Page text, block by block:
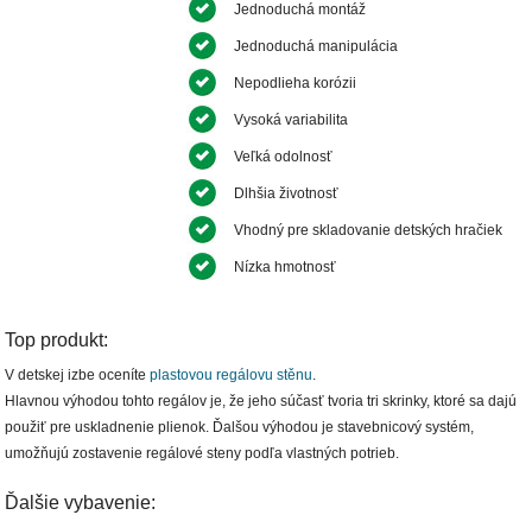
Jednoduchá montáž
Jednoduchá manipulácia
Nepodlieha korózii
Vysoká variabilita
Veľká odolnosť
Dlhšia životnosť
Vhodný pre skladovanie detských hračiek
Nízka hmotnosť
Top produkt:
V detskej izbe oceníteplastovou regálovu stěnu.
Hlavnou výhodou tohto regálov je, že jeho súčasť tvoria tri skrinky, ktoré sa dajú
použiť pre uskladnenie plienok. Ďalšou výhodou je stavebnicový systém,
umožňujú zostavenie regálové steny podľa vlastných potrieb.
Ďalšie vybavenie: